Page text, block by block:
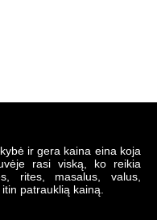
ir gera kaina eina koja
rasi viską, ko reikia
rites, masalus, valus,
patrauklią kainą.